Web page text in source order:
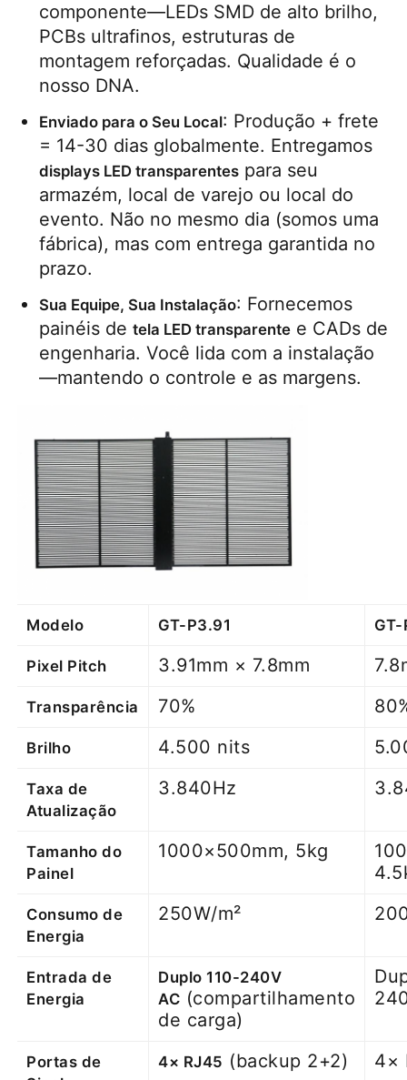
componente—LEDs SMD de alto brilho,
PCBs ultrafinos, estruturas de
montagem reforçadas. Qualidade é o
nosso DNA.
Enviado para o Seu Local: Produção + frete
displays LED transparentes para seu
armazém, local de varejo ou local do
evento. Não no mesmo dia (somos uma
fábrica), mas com entrega garantida no
prazo.
Sua Equipe, Sua Instalação: Fornecemos
painéis de tela LED transparente e CADs de
engenharia. Você lida com a instalação
—mantendo o controle e as margens.
Modelo GT-P3.91 GT-
Pixel Pitch 3.91mm × 7.8mm
Transparência 70%
Brilho 4.500 nits
Taxa de
Atualização
3.840Hz
Tamanho do
Painel
1000×500mm, 5kg
Consumo de
Energia
250W/m²
Entrada de
Energia
Duplo 110-240V
AC (compartilhamento
de carga)
Portas de
4× RJ45 (backup 2+2) 4×